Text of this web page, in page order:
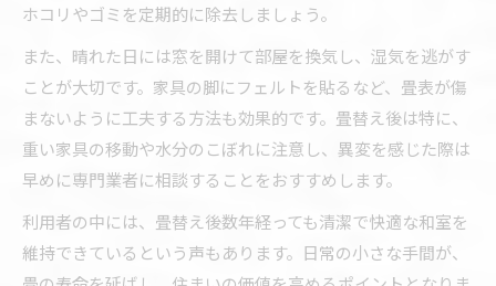
ホコリやゴミを定期的に除去しましょう。
また、晴れた日には窓を開けて部屋を換気し、湿気を逃がす
ことが大切です。家具の脚にフェルトを貼るなど、畳表が傷
まないように工夫する方法も効果的です。畳替え後は特に、
重い家具の移動や水分のこぼれに注意し、異変を感じた際は
早めに専門業者に相談することをおすすめします。
利用者の中には、畳替え後数年経っても清潔で快適な和室を
維持できているという声もあります。日常の小さな手間が、